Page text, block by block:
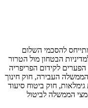
להסכמי השלום
הבטחון מול הטרור
לקידום הפריפריה
העבירה, חוק חינוך
חוק ביטוח סיעוד
הממשלה לביטול